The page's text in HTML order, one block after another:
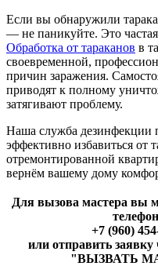
Если вы обнаружили
— не паникуйте. Это
Обработка от тараканов в
своевременной,
причин заражения.
приводят к полному
затягивают проблему.
Наша служба дезинфекции
эффективно избавиться от
отремонтированной
вернём вашему дому
Для вызова мастера вы
+7 (960)
или отправить заявку
"ВЫЗВАТЬ